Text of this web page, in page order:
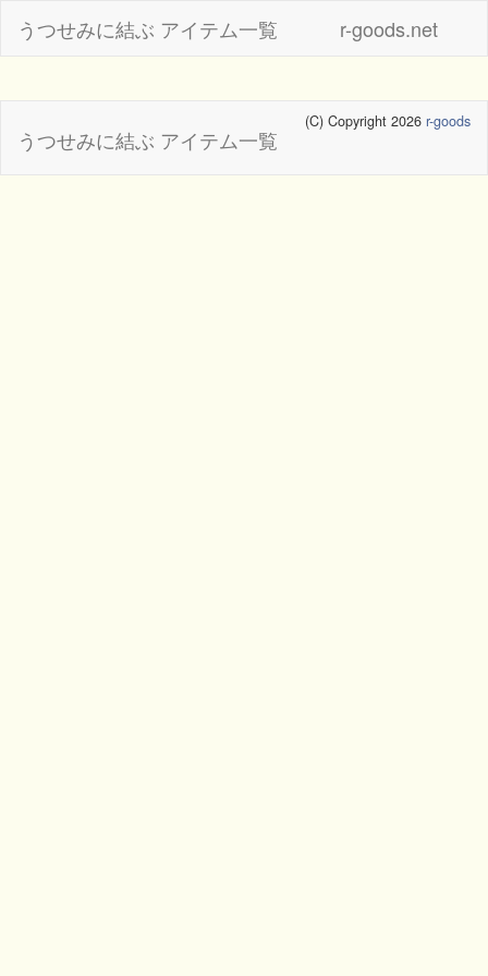
うつせみに結ぶ アイテム一覧 r-goods.net
うつせみに結ぶ アイテム一覧
(C) Copyright 2026 r-goods